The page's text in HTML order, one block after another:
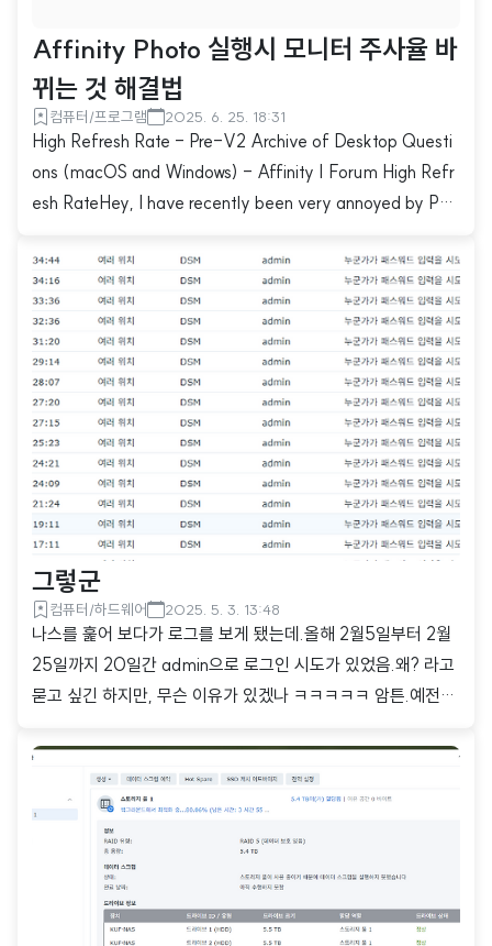
Affinity Photo 실행시 모니터 주사율 바
뀌는 것 해결법
컴퓨터/프로그램 2025. 6. 25. 18:31
High Refresh Rate - Pre-V2 Archive of Desktop Questi
ons (macOS and Windows) - Affinity | Forum High Refr
esh RateHey, I have recently been very annoyed by Pho
been experimenting with Affinity Photo and like it a lot, b
ut I seem to have a rather irritating problem that would p
revent me from purchasing it. I use a 1forum.affinity.seri
f.com실행 할 때..
그렇군
컴퓨터/하드웨어 2025. 5. 3. 13:48
나스를 훑어 보다가 로그를 보게 됐는데.올해 2월5일부터 2월
25일까지 20일간 admin으로 로그인 시도가 있었음.왜? 라고
묻고 싶긴 하지만, 무슨 이유가 있겠나 ㅋㅋㅋㅋㅋ 암튼.예전에
하지 말라고 했었는데, 다 이유가 있는 것이지.시놀로지 나스 기
본 설정으로, admin 계정은 비활성화 되어 있음.